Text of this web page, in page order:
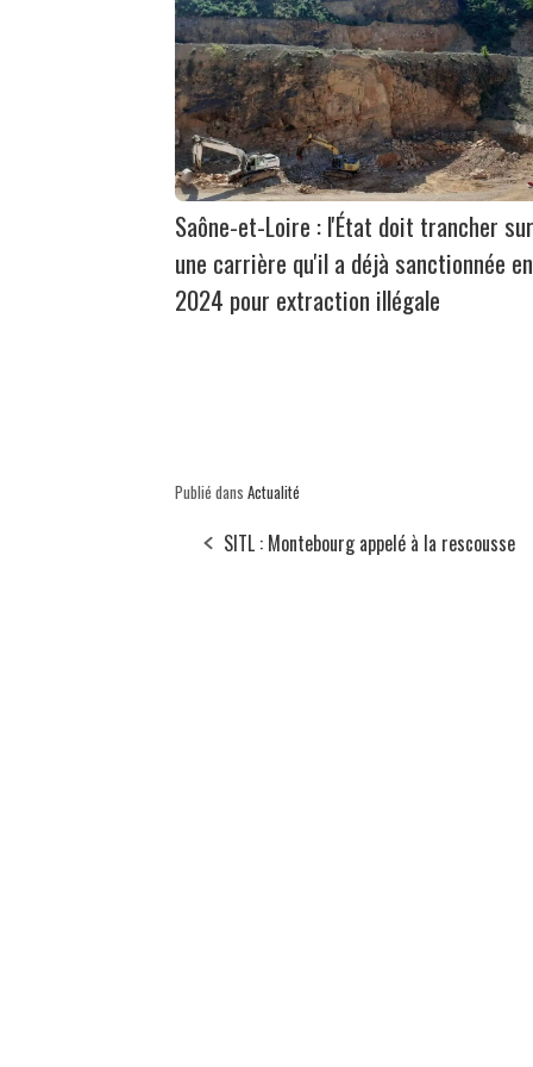
Saône-et-Loire : l'État doit trancher sur
une carrière qu'il a déjà sanctionnée en
2024 pour extraction illégale
Publié dans Actualité
SITL : Montebourg appelé à la rescousse